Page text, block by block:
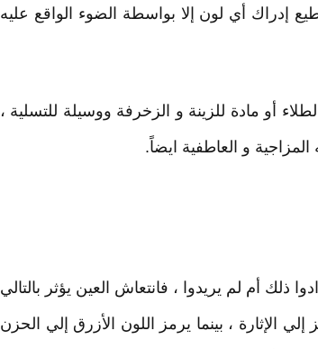
إدراك أي لون إلا بواسطة الضوء الواقع عليه
أو مادة للزينة و الزخرفة ووسيلة للتسلية ،
و العاطفية ايضاً.
أم لم يريدوا ، فانتعاش العين يؤثر بالتالي
الإثارة ، بينما يرمز اللون الأزرق إلي الحزن